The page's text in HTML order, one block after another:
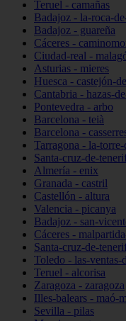
Teruel - camañas
Badajoz - la-roca-
Badajoz - guareña
Cáceres -
Ciudad-real -
Asturias - mieres
Huesca - castejón-
Cantabria - hazas-
Pontevedra - arbo
Barcelona - teià
Barcelona -
Tarragona - la-
Santa-cruz-de-
Almería - enix
Granada - castril
Castellón - altura
Valencia - picanya
Badajoz - san-
Cáceres -
Santa-cruz-de-
Toledo - las-ventas-
Teruel - alcorisa
Zaragoza - zaragoza
Illes-balears - maó-
Sevilla - pilas